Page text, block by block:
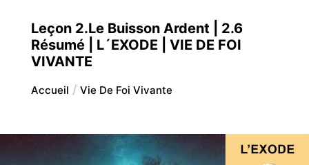
Leçon 2.Le Buisson Ardent | 2.6
Résumé | L´EXODE | VIE DE FOI
VIVANTE
Accueil Vie De Foi Vivante